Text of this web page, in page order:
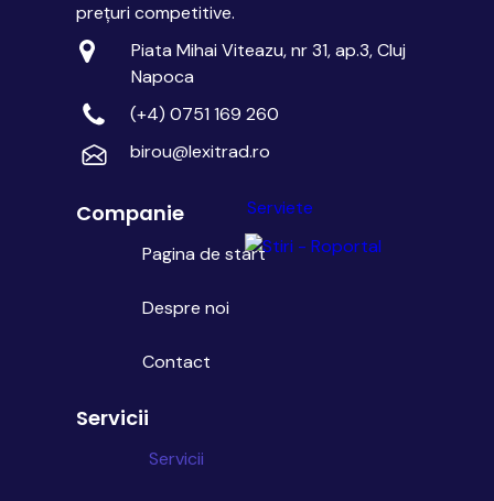
Serviete
(+4) 0751 169 260
birou@lexitrad.ro
Piata Mihai Viteazu, nr 31, ap.3, Cluj
Napoca
prețuri competitive.
Companie
Pagina de start
Despre noi
Contact
Servicii
Servicii